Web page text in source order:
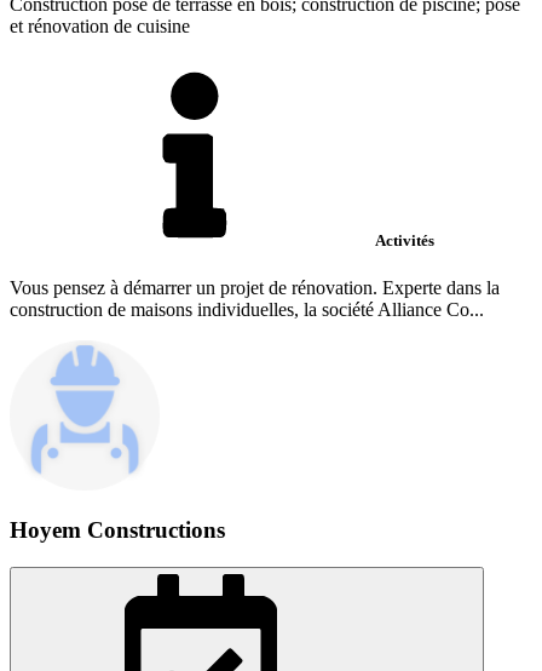
et rénovation de cuisine
Activités
Vous pensez à démarrer un projet de rénovation. Experte dans la
construction de maisons individuelles, la société Alliance Co...
Hoyem Constructions